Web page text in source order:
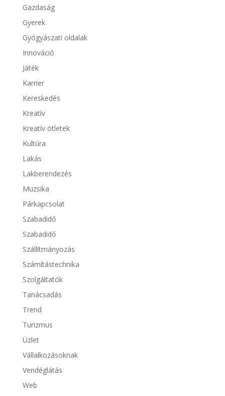
Gazdaság
Gyerek
Gyógyászati oldalak
Innováció
Játék
Karrier
Kereskedés
Kreatív
Kreatív ötletek
Kultúra
Lakás
Lakberendezés
Muzsika
Párkapcsolat
Szabadidő
Szabadidő
Szállítmányozás
Számítástechnika
Szolgáltatók
Tanácsadás
Trend
Turizmus
Üzlet
Vállalkozásoknak
Vendéglátás
Web